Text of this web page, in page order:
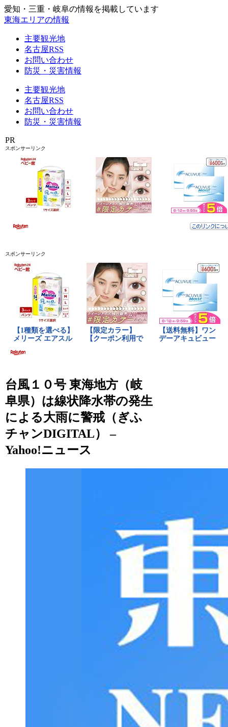
愛知・三重・岐阜の情報を掲載しています
東海エリアの情報
主要観光地
名古屋RSS
お問い合わせ
防災・災害情報
主要観光地
名古屋RSS
お問い合わせ
防災・災害情報
PR
スポンサーリンク
スポンサーリンク
台風１０号 東海地方（岐
阜県）は線状降水帯の発生
による大雨に警戒（ぎふ
チャンDIGITAL） –
Yahoo!ニュース